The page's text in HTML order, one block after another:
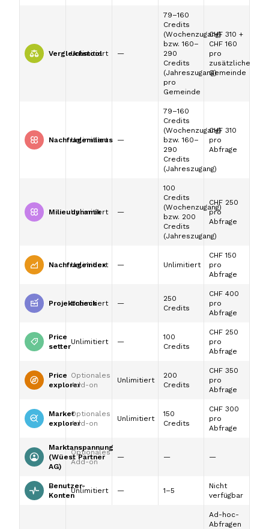
Vergleichstool
Unlimitiert —
79–160
Credits
(Wochenzugang)
bzw. 160–
290
Credits
(Jahreszugang)
pro
Gemeinde
CHF 310 +
CHF 160
pro
zusätzliche
Gemeinde
Nachfragemilieus
Unlimitiert —
79–160
Credits
(Wochenzugang)
bzw. 160–
290
Credits
(Jahreszugang)
CHF 310
pro
Abfrage
Milieudynamik
Unlimitiert —
100
Credits
(Wochenzugang)
bzw. 200
Credits
(Jahreszugang)
CHF 250
pro
Abfrage
Nachfrageindex
Unlimitiert — Unlimitiert
CHF 150
pro
Abfrage
Projektcheck
Unlimitiert —
250
Credits
CHF 400
pro
Abfrage
Price
setter
Unlimitiert —
100
Credits
CHF 250
pro
Abfrage
Price
explorer
Optionales
Add-on
Unlimitiert
200
Credits
CHF 350
pro
Abfrage
Market
explorer
Optionales
Add-on
Unlimitiert
150
Credits
CHF 300
pro
Abfrage
Marktanspannung
(Wüest Partner
AG)
Optionales
Add-on
— — —
Benutzer-
Konten
Unlimitiert — 1–5
Nicht
verfügbar
Ad-hoc-
Abfragen